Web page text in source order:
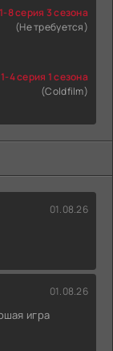
1-8 серия 3 сезона
(Не требуется)
1-4 серия 1 сезона
(Coldfilm)
01.08.26
01.08.26
игра